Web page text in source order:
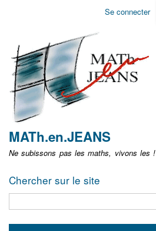
Aller
non
identifié
Se connecter
MATh.en.JEANS
Ne subissons pas les maths, vivons les !
Chercher sur le site